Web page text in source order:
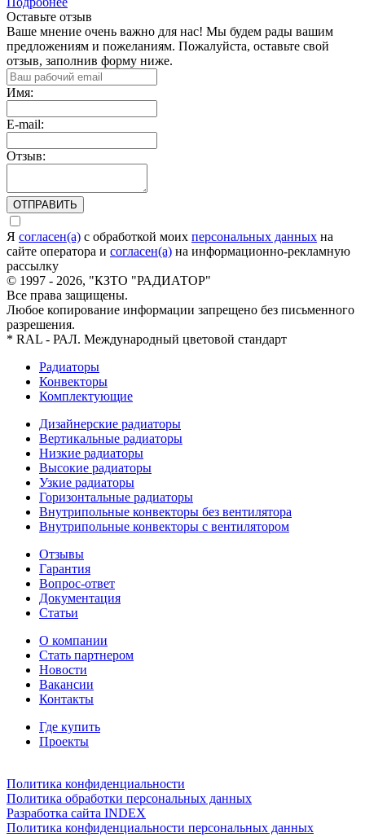
Оставьте отзыв
Ваше мнение очень важно для нас! Мы будем рады вашим
предложениям и пожеланиям. Пожалуйста, оставьте свой
отзыв, заполнив форму ниже.
Имя:
E-mail:
Отзыв:
ОТПРАВИТЬ
Я согласен(а) c обработкой моих персональных данных на
сайте оператора и согласен(а) на информационно-рекламную
рассылку
© 1997 - 2026, "КЗТО "РАДИАТОР"
Все права защищены.
Любое копирование информации запрещено без письменного
разрешения.
* RAL - РАЛ. Международный цветовой стандарт
Радиаторы
Конвекторы
Комплектующие
Дизайнерские радиаторы
Вертикальные радиаторы
Низкие радиаторы
Высокие радиаторы
Узкие радиаторы
Горизонтальные радиаторы
Внутрипольные конвекторы без вентилятора
Внутрипольные конвекторы с вентилятором
Отзывы
Гарантия
Вопрос-ответ
Документация
Статьи
О компании
Стать партнером
Новости
Вакансии
Контакты
Где купить
Проекты
Политика конфиденциальности
Политика обработки персональных данных
Разработка сайта INDEX
Политика конфиденциальности персональных данных